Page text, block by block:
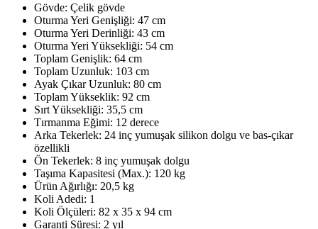
Gövde: Çelik gövde
Oturma Yeri Genişliği: 47 cm
Oturma Yeri Derinliği: 43 cm
Oturma Yeri Yüksekliği: 54 cm
Toplam Genişlik: 64 cm
Toplam Uzunluk: 103 cm
Ayak Çıkar Uzunluk: 80 cm
Toplam Yükseklik: 92 cm
Sırt Yüksekliği: 35,5 cm
Tırmanma Eğimi: 12 derece
Arka Tekerlek: 24 inç yumuşak silikon dolgu ve bas-çıkar
özellikli
Ön Tekerlek: 8 inç yumuşak dolgu
Taşıma Kapasitesi (Max.): 120 kg
Ürün Ağırlığı: 20,5 kg
Koli Adedi: 1
Koli Ölçüleri: 82 x 35 x 94 cm
Garanti Süresi: 2 yıl